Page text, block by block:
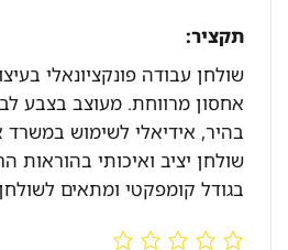
תקציר:
שולחן עבודה פונקציונאלי
אחסון מרווחת. מעוצב בצבע
בהיר, אידיאלי לשימוש במשרד
שולחן יציב ואיכותי בהוראות
בגודל קומפקטי ומתאים